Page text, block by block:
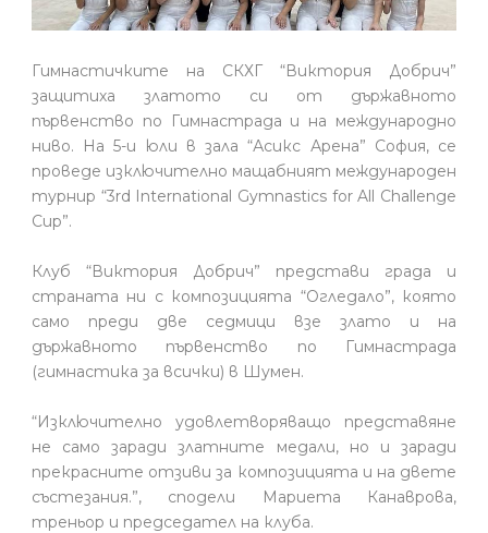
Гимнастичките на СКХГ “Виктория Добрич”
защитиха златото си от държавното
първенство по Гимнастрада и на международно
ниво. На 5-и юли в зала “Асикс Арена” София, се
проведе изключително мащабният международен
турнир “3rd International Gymnastics for All Challenge
Cup”.
Клуб “Виктория Добрич” представи града и
страната ни с композицията “Огледало”, която
само преди две седмици взе злато и на
държавното първенство по Гимнастрада
(гимнастика за всички) в Шумен.
“Изключително удовлетворяващо представяне
не само заради златните медали, но и заради
прекрасните отзиви за композицията и на двете
състезания.”, сподели Мариета Канаврова,
треньор и председател на клуба.